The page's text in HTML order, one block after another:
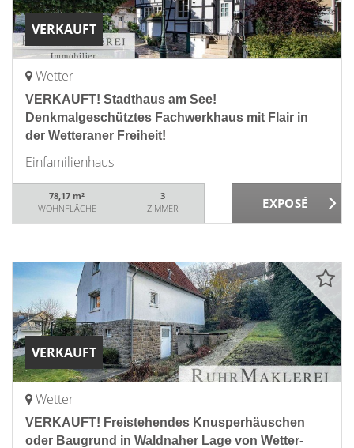
VERKAUFT
Wetter
VERKAUFT! Stadthaus am See!
Denkmalgeschütztes Fachwerkhaus mit Flair in
der Wetteraner Freiheit!
Einfamilienhaus
78,17 m²
WOHNFLÄCHE
3
ZIMMER
VERKAUFT
Wetter
VERKAUFT! Freistehendes Knusperhäuschen
oder Baugrund in Waldnaher Lage von Wetter-